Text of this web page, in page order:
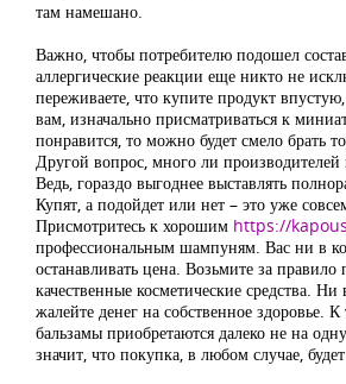
там намешано.
Важно, чтобы потребителю подошел
аллергические реакции еще никто не
переживаете, что купите продукт
вам, изначально присматриваться к
понравится, то можно будет смело брать
Другой вопрос, много ли производителей
Ведь, гораздо выгоднее выставлять
Купят, а подойдет или нет – это уже
Присмотритесь к хорошим https://
профессиональным шампуням. Вас ни в
останавливать цена. Возьмите за правило
качественные косметические средства. Ни
жалейте денег на собственное здоровье.
бальзамы приобретаются далеко не на
значит, что покупка, в любом случае,